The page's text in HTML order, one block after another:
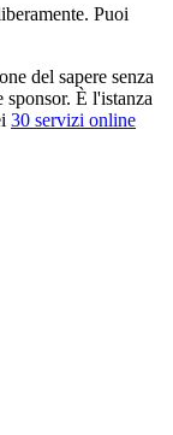
Puoi
del sapere senza
È l'istanza
30 servizi online